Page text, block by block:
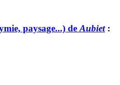
paysage...) de Aubiet: